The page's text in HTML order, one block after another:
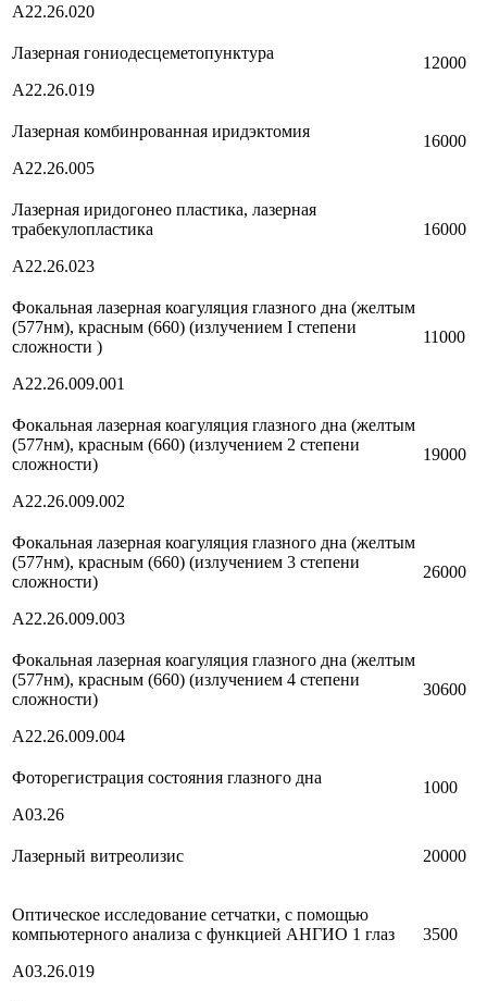
А22.26.020
Лазерная гониодесцеметопунктура
А22.26.019
12000
Лазерная комбинрованная иридэктомия
А22.26.005
16000
Лазерная иридогонео пластика, лазерная
трабекулопластика
А22.26.023
16000
Фокальная лазерная коагуляция глазного дна (желтым
(577нм), красным (660) (излучением I степени
сложности )
А22.26.009.001
11000
Фокальная лазерная коагуляция глазного дна (желтым
(577нм), красным (660) (излучением 2 степени
сложности)
А22.26.009.002
19000
Фокальная лазерная коагуляция глазного дна (желтым
(577нм), красным (660) (излучением 3 степени
сложности)
А22.26.009.003
26000
Фокальная лазерная коагуляция глазного дна (желтым
(577нм), красным (660) (излучением 4 степени
сложности)
А22.26.009.004
30600
Фоторегистрация состояния глазного дна
А03.26
1000
Лазерный витреолизис 20000
Оптическое исследование сетчатки, с помощью
компьютерного анализа с функцией АНГИО 1 глаз
А03.26.019
3500